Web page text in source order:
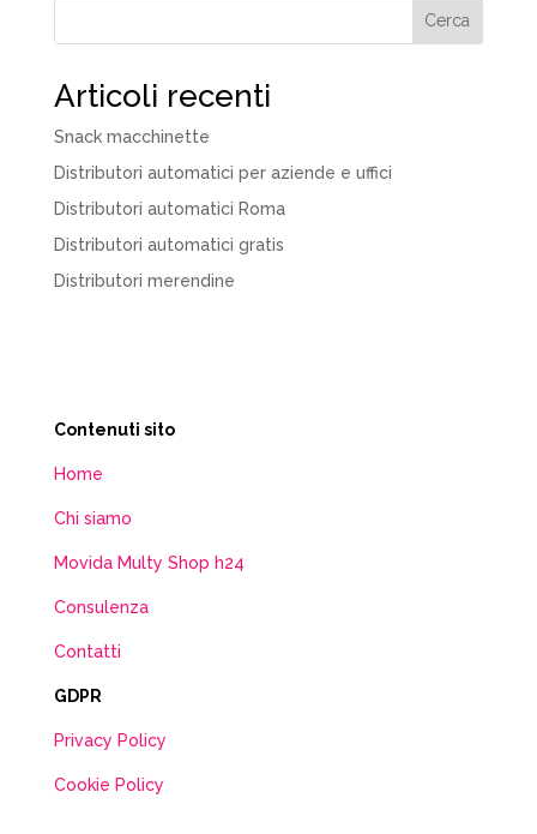
Cerca
Articoli recenti
Snack macchinette
Distributori automatici per aziende e uffici
Distributori automatici Roma
Distributori automatici gratis
Distributori merendine
Contenuti sito
Home
Chi siamo
Movida Multy Shop h24
Consulenza
Contatti
GDPR
Privacy Policy
Cookie Policy